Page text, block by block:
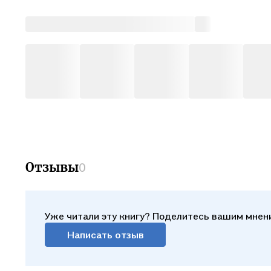
Отзывы0
Уже читали эту книгу? Поделитесь вашим
Написать отзыв